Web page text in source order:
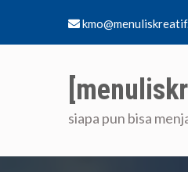
siapa pun bisa